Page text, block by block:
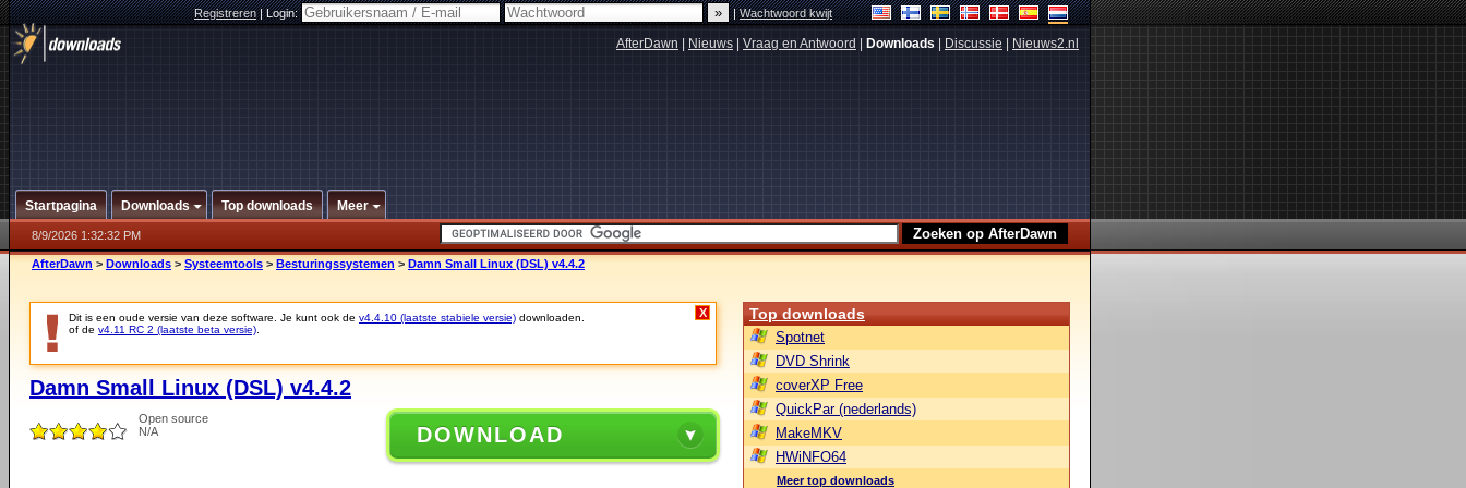
Registreren|Login: |Wachtwoord kwijt
AfterDawn Nieuws Vraag en Antwoord Downloads Discussie Nieuws2.nl
Startpagina Downloads Top downloads Meer
8/9/2026 1:32:32 PM
AfterDawn > Downloads > Systeemtools > Besturingssystemen > Damn Small Linux (DSL) v4.4.2
Dit is een oude versie van deze software. Je kunt ook de v4.4.10 (laatste stabiele versie) downloaden.
of de v4.11 RC 2 (laatste beta versie)
X
Damn Small Linux (DSL) v4.4.2
Open source
N/A
DOWNLOAD
Top downloads
Spotnet
DVD Shrink
coverXP Free
QuickPar (nederlands)
MakeMKV
HWiNFO64
Meer top downloads